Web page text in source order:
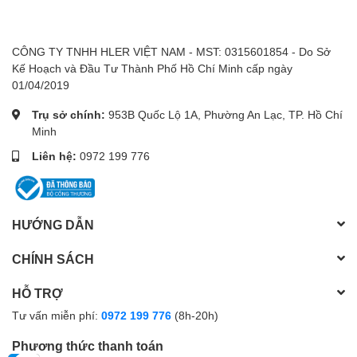
CÔNG TY TNHH HLER VIỆT NAM - MST: 0315601854 - Do Sở
Kế Hoạch và Đầu Tư Thành Phố Hồ Chí Minh cấp ngày
01/04/2019
Trụ sở chính: 953B Quốc Lộ 1A, Phường An Lạc, TP. Hồ Chí
Minh
Liên hệ: 0972 199 776
HƯỚNG DẪN
CHÍNH SÁCH
HỖ TRỢ
Tư vấn miễn phí: 0972 199 776 (8h-20h)
Phương thức thanh toán